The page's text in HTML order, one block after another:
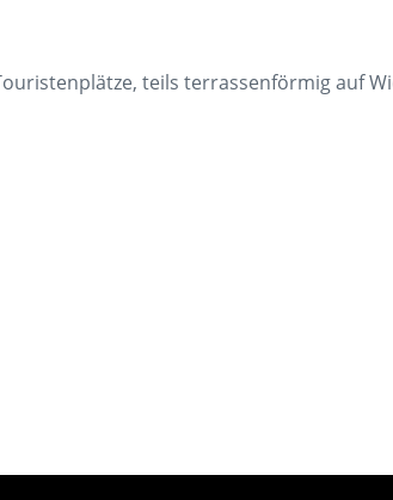
teils terrassenförmig auf